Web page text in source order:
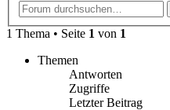
1 Thema • Seite 1 von 1
Themen
Antworten
Zugriffe
Letzter Beitrag